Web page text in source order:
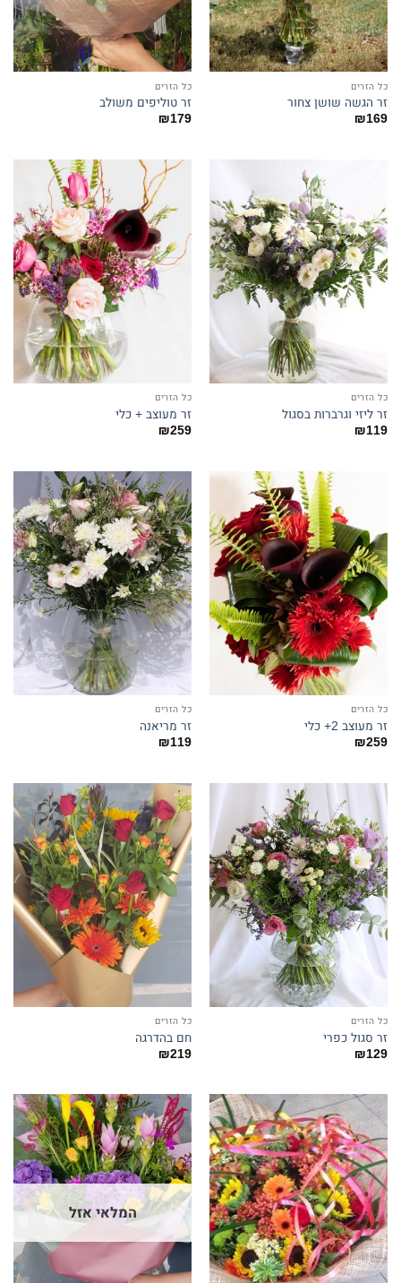
כל הזרים
זר הגשה שושן צחור
₪169
כל הזרים
זר טוליפים משולב
₪179
כל הזרים
זר ליזי וגרברות בסגול
₪119
כל הזרים
זר מעוצב + כלי
₪259
כל הזרים
זר מעוצב 2+ כלי
₪259
כל הזרים
זר מריאנה
₪119
כל הזרים
זר סגול כפרי
₪129
כל הזרים
חם בהדרגה
₪219
המלאי אזל